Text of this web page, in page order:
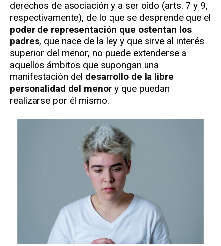
derechos de asociación y a ser oído (arts. 7 y 9,
respectivamente), de lo que se desprende que el
poder de representación que ostentan los
padres, que nace de la ley y que sirve al interés
superior del menor, no puede extenderse a
aquellos ámbitos que supongan una
manifestación del desarrollo de la libre
personalidad del menor y que puedan
realizarse por él mismo.